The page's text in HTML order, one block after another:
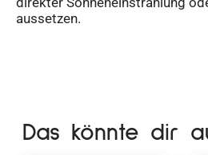
aussetzen.
Das könnte dir